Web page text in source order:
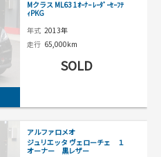
Mクラス ML63 1ｵｰﾅｰ ﾚｰﾀﾞｰｾｰﾌﾃ
ｨPKG
年式 2013年
走行 65,000km
SOLD
アルファロメオ
ジュリエッタ ヴェローチェ １
オーナー 黒レザー